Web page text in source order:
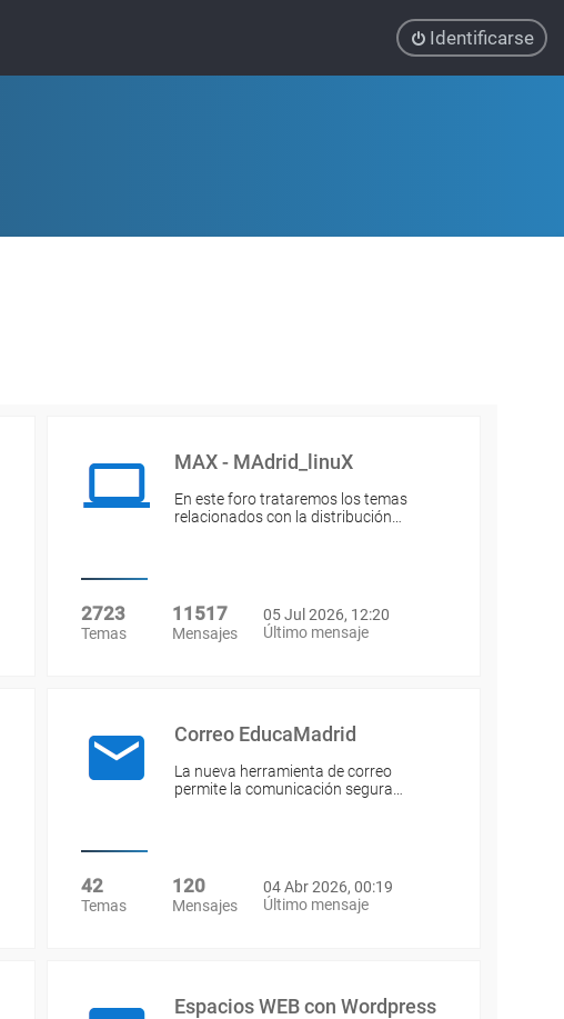
Identificarse
MAX - MAdrid_linuX
En este foro trataremos los temas
relacionados con la distribución…
2723
Temas
11517
Mensajes
05 Jul 2026, 12:20
Último mensaje
Correo EducaMadrid
La nueva herramienta de correo
permite la comunicación segura…
42
Temas
120
Mensajes
04 Abr 2026, 00:19
Último mensaje
Espacios WEB con Wordpress